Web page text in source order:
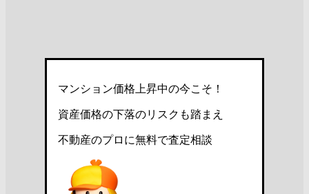
マンション価格上昇中の今こそ！
資産価格の下落のリスクも踏まえ
不動産のプロに無料で査定相談